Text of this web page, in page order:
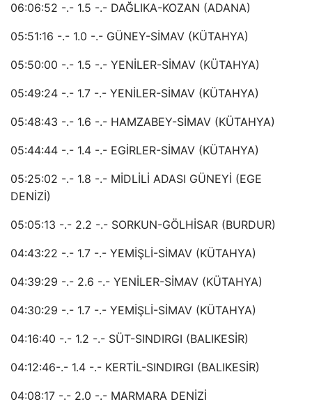
06:06:52 -.- 1.5 -.- DAĞLIKA-KOZAN (ADANA)
05:51:16 -.- 1.0 -.- GÜNEY-SİMAV (KÜTAHYA)
05:50:00 -.- 1.5 -.- YENİLER-SİMAV (KÜTAHYA)
05:49:24 -.- 1.7 -.- YENİLER-SİMAV (KÜTAHYA)
05:48:43 -.- 1.6 -.- HAMZABEY-SİMAV (KÜTAHYA)
05:44:44 -.- 1.4 -.- EGİRLER-SİMAV (KÜTAHYA)
05:25:02 -.- 1.8 -.- MİDLİLİ ADASI GÜNEYİ (EGE
DENİZİ)
05:05:13 -.- 2.2 -.- SORKUN-GÖLHİSAR (BURDUR)
04:43:22 -.- 1.7 -.- YEMİŞLİ-SİMAV (KÜTAHYA)
04:39:29 -.- 2.6 -.- YENİLER-SİMAV (KÜTAHYA)
04:30:29 -.- 1.7 -.- YEMİŞLİ-SİMAV (KÜTAHYA)
04:16:40 -.- 1.2 -.- SÜT-SINDIRGI (BALIKESİR)
04:12:46-.- 1.4 -.- KERTİL-SINDIRGI (BALIKESİR)
04:08:17 -.- 2.0 -.- MARMARA DENİZİ